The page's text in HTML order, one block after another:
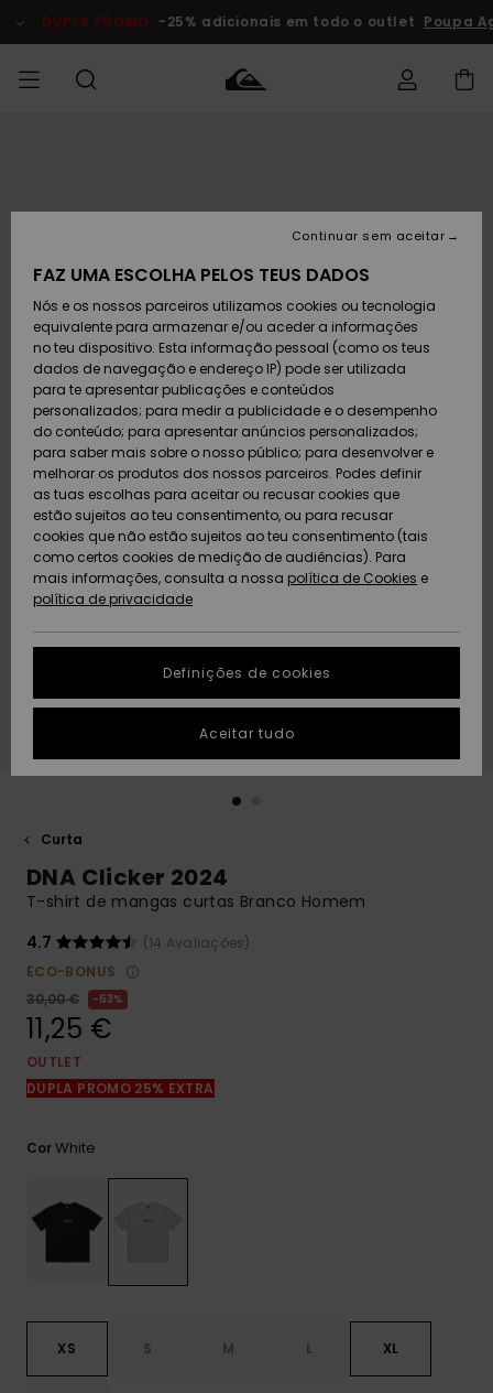
do
DUPLA PROMO -25% adicionais em todo o outlet Poupa
Calçado e
chinelos
Surfe/água
Snow
Artigos
recém-
chegados
Coleções
MENINO
Calçado e
chinelos
Surfe/água
Neve
Artigos
recém-
chegados
Highlights
MULHER
chegados
Highlights
Snow
SURF
Crianças
Highlights
Community
SNOW
Artigos
Criança
Snow Shop
Feminino
Highlights
Community
DUPLA
PROMO
Criança
Outlet
Mulher
AJUDA
Devoluções
Pagamento
Cartão
presente
Quiksilver
Freedom
Protecção de
dados
Guia de
tamanhos
conversa para
obteres a
resposta mais
rápida à tua
conversa
respostas
para as
contacto.
SUSTAINABILITY
PRESENTE
DESEJO
Curta
DNA Clicker 2024
T-shirt de mangas curtas Branco Homem
4.7
(14 Avaliações)
ECO-BONUS
30,00 €
63%
11,25 €
OUTLET
DUPLA PROMO 25% EXTRA
CorWhite
XS S M L XL
FAZ UMA ESCOLHA PELOS TEUS DADOS
Nós e os nossos parceiros utilizamos cookies ou tecnologia
equivalente para armazenar e/ou aceder a informações
no teu dispositivo. Esta informação pessoal (como os teus
dados de navegação e endereço IP) pode ser utilizada
para te apresentar publicações e conteúdos
personalizados; para medir a publicidade e o desempenho
do conteúdo; para apresentar anúncios personalizados;
para saber mais sobre o nosso público; para desenvolver e
melhorar os produtos dos nossos parceiros. Podes definir
as tuas escolhas para aceitar ou recusar cookies que
estão sujeitos ao teu consentimento, ou para recusar
cookies que não estão sujeitos ao teu consentimento (tais
como certos cookies de medição de audiências). Para
mais informações, consulta a nossa política de Cookies e
política de privacidade
Definições de cookies
Continuar sem aceitar
Aceitar tudo